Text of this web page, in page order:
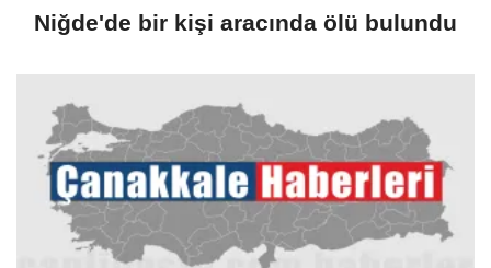
Niğde'de bir kişi aracında ölü bulundu